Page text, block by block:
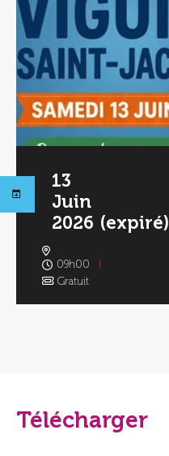
13
Juin
2026 (expiré)
09h00
Gratuit
Télécharger